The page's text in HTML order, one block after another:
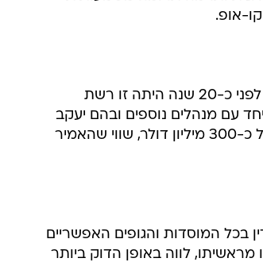
אופ.
גאון מציין בהקשר זה כי כאשר נכנס לראשונה לתפקידו באגודה לפני כ-20 שנה היתה זו רשת
עם מנהלים נוספים ובהם יעקב
גלברד ויוסי רוזן, הוביל את החברה להנפקה בארה"ב לפי שווי של כ-300 מיליון דולר, שווי שהאמיר
בכל המוסדות והגופים האפשריים
לווה באופן הדוק ביותר